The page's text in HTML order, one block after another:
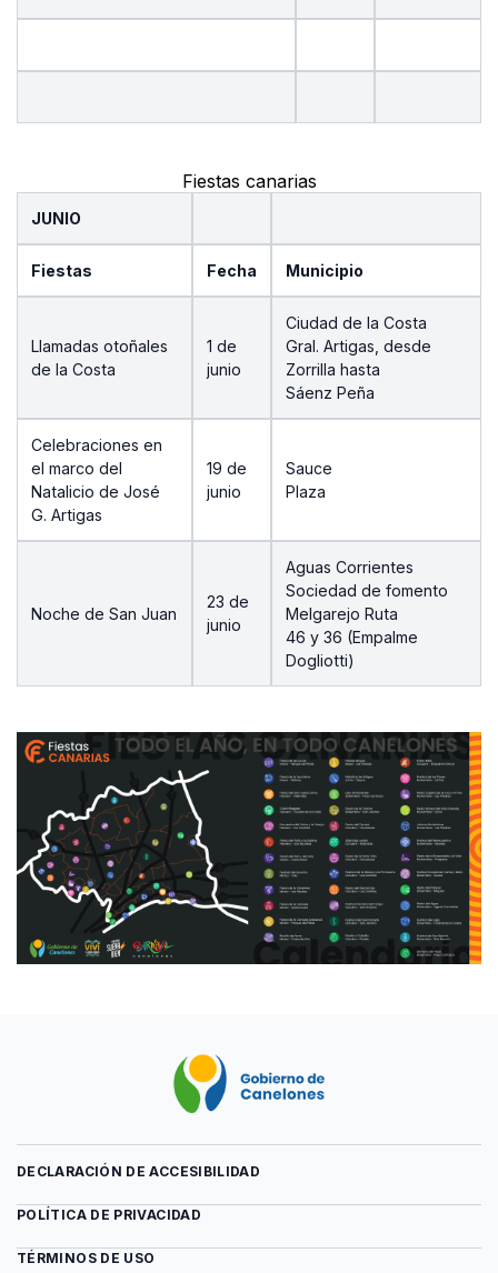
Fiestas canarias
JUNIO
Fiestas Fecha Municipio
Llamadas otoñales
de la Costa
1 de
junio
Ciudad de la Costa
Gral. Artigas, desde
Zorrilla hasta
Sáenz Peña
Celebraciones en
el marco del
Natalicio de José
G. Artigas
19 de
junio
Sauce
Plaza
Noche de San Juan
23 de
junio
Aguas Corrientes
Sociedad de fomento
Melgarejo Ruta
46 y 36 (Empalme
Dogliotti)
DECLARACIÓN DE ACCESIBILIDAD
POLÍTICA DE PRIVACIDAD
TÉRMINOS DE USO